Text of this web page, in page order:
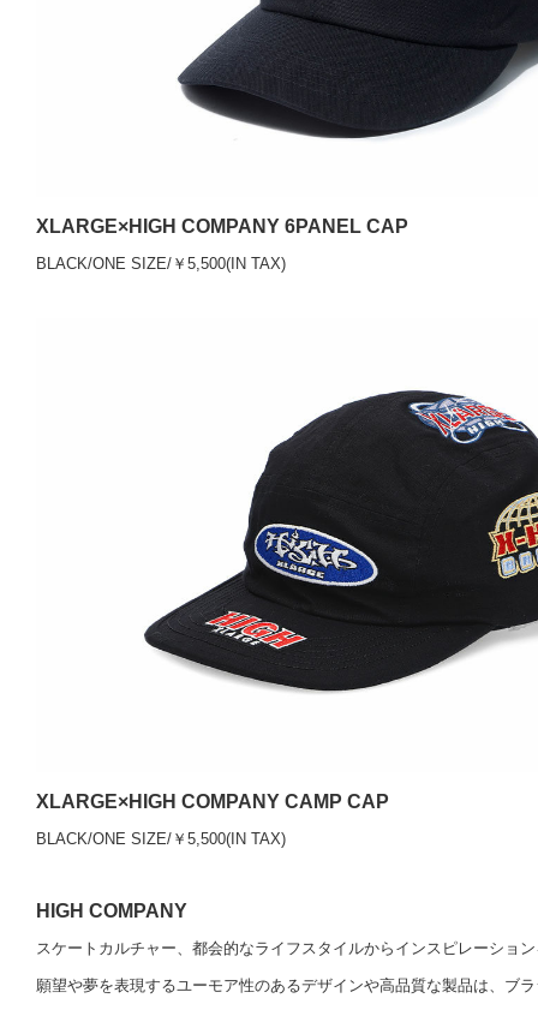
XLARGE×HIGH COMPANY 6PANEL CAP
BLACK/ONE SIZE/￥5,500(IN TAX)
XLARGE×HIGH COMPANY CAMP CAP
BLACK/ONE SIZE/￥5,500(IN TAX)
HIGH COMPANY
スケートカルチャー、都会的なライフスタイルからインスピレーショ
願望や夢を表現するユーモア性のあるデザインや高品質な製品は、ブ